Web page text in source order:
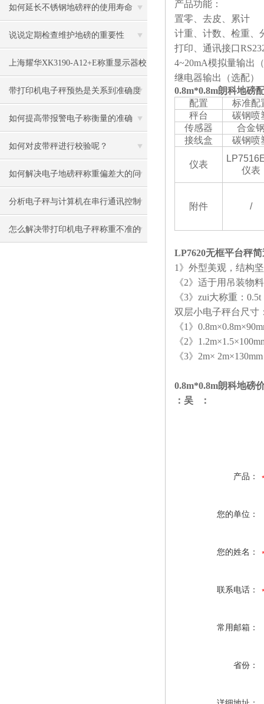
如何延长不锈钢地磅秤的使用寿命
说说定期检查维护地磅的重要性
上海耀华XK3190-A12+E称重显示器校
正方法知晓
带打印机电子秤预热是关系到准确度
的重点
如何提高带报警电子称衡量的准确
度？
如何对皮带秤进行校验呢？
如何解决电子地磅秤称重偏差大的问
题？
分析电子秤与计算机在串行通讯控制
中的运用
怎么解决带打印机电子秤称重不准的
产品功能：
置零、去皮、累计
计重、计数、检重、
打印、通讯接口
4~20mA模拟量输出
继电器输出（选配）
0.8m*0.8m朗科地磅
配置
标准配
秤台
碳钢喷
传感器
合金
接线盒
碳钢喷
仪表
仪表
附件 /
LP7620无框平台秤
1 》外型美观，结构
《2》适于用吊装物
《3》zui大称重： 0.5t
双层小电子秤台尺寸
《1 》 0.8m×0.8m×
《2》 1.2m×1.5×
《3》 2m× 2m×
0.8m*0.8m朗科地磅
：吴 ：
产品：
您的单位：
您的姓名：
联系电话：
常用邮箱：
省份：